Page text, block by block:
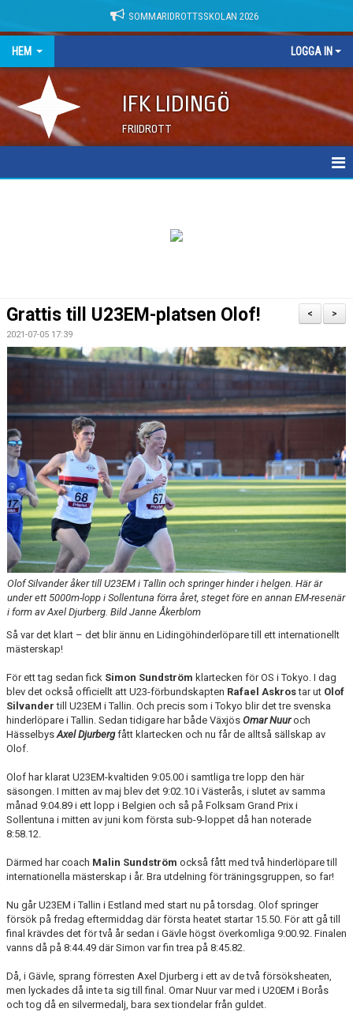
SOMMARIDROTTSSKOLAN 2026
HEM LOGGA IN
IFK LIDINGÖ
FRIIDROTT
>
<
Grattis till U23EM-platsen Olof!
2021-07-05 17:39
Olof Silvander åker till U23EM i Tallin och springer hinder i helgen. Här är
under ett 5000m-lopp i Sollentuna förra året, steget före en annan EM-resenär
i form av Axel Djurberg. Bild Janne Åkerblom
Så var det klart ­­– det blir ännu en Lidingöhinderlöpare till ett internationellt
mästerskap!
För ett tag sedan fick Simon Sundström klartecken för OS i Tokyo. I dag
blev det också officiellt att U23-förbundskapten Rafael Askrostar ut Olof
Silvander till U23EM i Tallin. Och precis som i Tokyo blir det tre svenska
hinderlöpare i Tallin. Sedan tidigare har både Växjös Omar Nuuroch
HässelbysAxel Djurbergfått klartecken och nu får de alltså sällskap av
Olof.
Olof har klarat U23EM-kvaltiden 9:05.00 i samtliga tre lopp den här
säsongen. I mitten av maj blev det 9:02.10 i Västerås, i slutet av samma
månad 9:04.89 i ett lopp i Belgien och så på Folksam Grand Prix i
Sollentuna i mitten av juni kom första sub-9-loppet då han noterade
8:58.12.
Därmed har coach Malin Sundström också fått med två hinderlöpare till
internationella mästerskap i år. Bra utdelning för träningsgruppen, so far!
Nu går U23EM i Tallin i Estland med start nu på torsdag. Olof springer
försök på fredag eftermiddag där första heatet startar 15.50. För att gå till
final krävdes det för två år sedan i Gävle högst överkomliga 9:00.92. Finalen
vanns då på 8:44.49 där Simon var fin trea på 8:45.82.
Då, i Gävle, sprang förresten Axel Djurberg i ett av de två försöksheaten,
men lyckades då inte ta sig till final. Omar Nuur var med i U20EM i Borås
och tog då en silvermedalj, bara sex tiondelar från guldet.